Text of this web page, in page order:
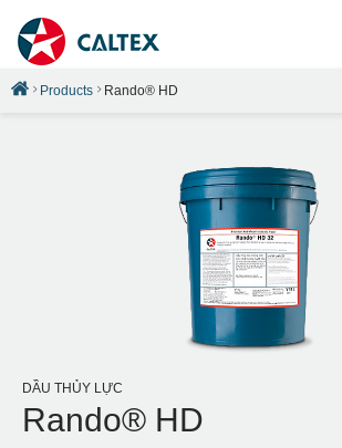
Products Rando® HD
DẦU THỦY LỰC
Rando® HD